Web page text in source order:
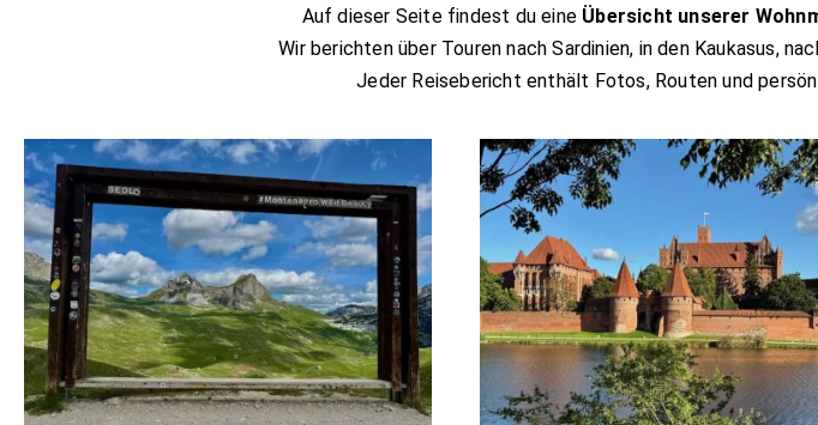
Auf dieser Seite findest du eine Übersicht unserer
Wir berichten über Touren nach Sardinien, in den Kaukasus,
Jeder Reisebericht enthält Fotos, Routen und